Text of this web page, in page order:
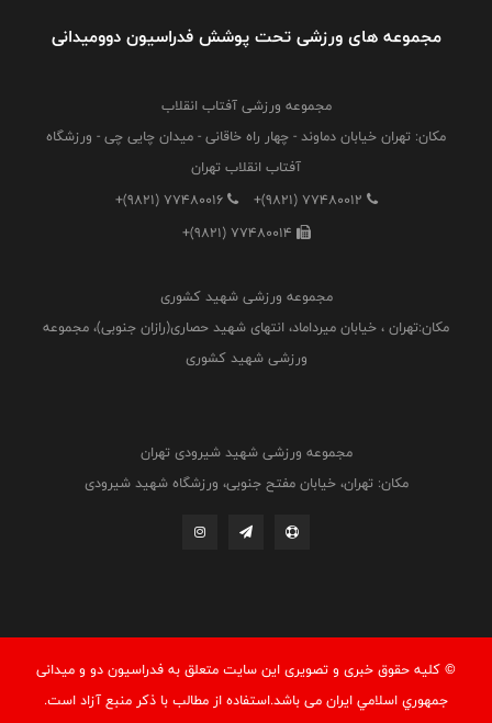
مجموعه های ورزشی تحت پوشش فدراسیون دوومیدانی
مجموعه ورزشی آفتاب انقلاب
مکان: تهران خیابان دماوند - چهار راه خاقانی - میدان چایی چی - ورزشگاه
آفتاب انقلاب تهران
+(9821) 77480012
+(9821) 77480016
+(9821) 77480014
مجموعه ورزشی شهید کشوری
مکان:تهران ، خیابان میرداماد، انتهای شهید حصاری(رازان جنوبی)، مجموعه
ورزشی شهید کشوری
مجموعه ورزشی شهید شیرودی تهران
مکان: تهران، خیابان مفتح جنوبی، ورزشگاه شهید شیرودی
© کليه حقوق خبری و تصويری اين سايت متعلق به فدراسيون دو و میدانی
جمهوري اسلامي ايران می باشد.استفاده از مطالب با ذكر منبع آزاد است.